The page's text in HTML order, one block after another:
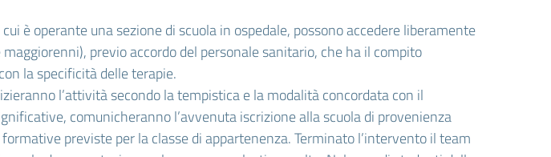
è operante una sezione di scuola in ospedale, possono accedere liberamente
previo accordo del personale sanitario, che ha il compito
la specificità delle terapie.
l’attività secondo la tempistica e la modalità concordata con il
comunicheranno l’avvenuta iscrizione alla scuola di provenienza
previste per la classe di appartenenza. Terminato l’intervento il team